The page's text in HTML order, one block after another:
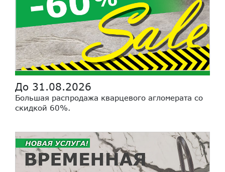
До 31.08.2026
Большая распродажа кварцевого агломерата со
скидкой 60%.